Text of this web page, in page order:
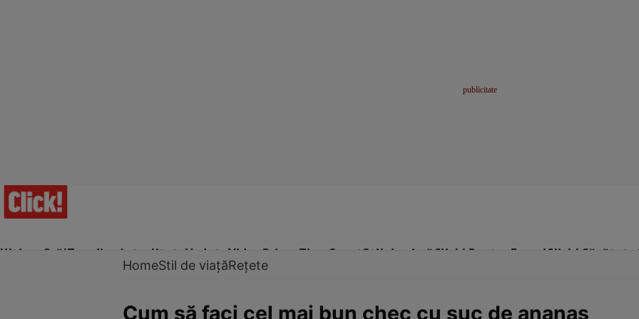
Ultima Oră!Trending Actualitate Vedete Video Prime Time SportStil de viațăClick! Pentru FemeiClick! Sănătate
HomeStil de viațăRețete
Cum să faci cel mai bun chec cu suc de ananas